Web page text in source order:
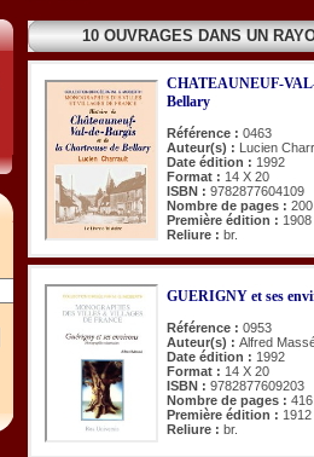
10 OUVRAGES DANS UN
CHATEAUNEUF-
Bellary
Référence : 0463
Auteur(s) : Lucien
Date édition : 1992
Format : 14 X 20
ISBN : 9782877604109
Nombre de pages : 200
Première édition : 1908
Reliure : br.
GUERIGNY et ses
Référence : 0953
Auteur(s) : Alfred
Date édition : 1992
Format : 14 X 20
ISBN : 9782877609203
Nombre de pages : 416
Première édition : 1912
Reliure : br.